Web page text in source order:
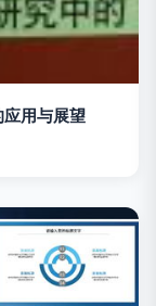
用与展望